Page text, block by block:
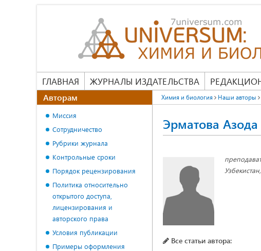
ГЛАВНАЯ ЖУРНАЛЫ ИЗДАТЕЛЬСТВА
Химия и биология Наши авторы
Эрматова
Все статьи автора:
Авторам
Миссия
Сотрудничество
Рубрики журнала
Контрольные сроки
Порядок рецензирования
Политика относительно
открытого доступа,
лицензирования и
авторского права
Условия публикации
Примеры оформления